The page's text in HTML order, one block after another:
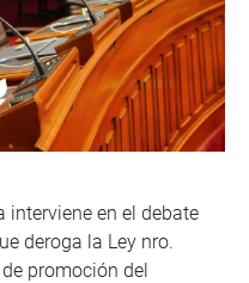
interviene en el debate
deroga la Ley nro.
promoción del